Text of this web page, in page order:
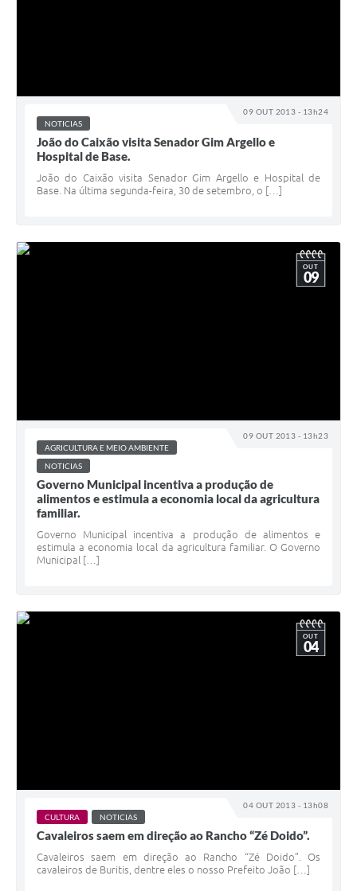
09 OUT 2013 - 13h24
NOTICIAS
João do Caixão visita Senador Gim Argello e
Hospital de Base.
João do Caixão visita Senador Gim Argello e Hospital de
Base. Na última segunda-feira, 30 de setembro, o […]
09 OUT 2013 - 13h23
OUT
09
AGRICULTURA E MEIO AMBIENTE
NOTICIAS
Governo Municipal incentiva a produção de
alimentos e estimula a economia local da agricultura
familiar.
Governo Municipal incentiva a produção de alimentos e
estimula a economia local da agricultura familiar. O Governo
Municipal […]
04 OUT 2013 - 13h08
OUT
04
CULTURA NOTICIAS
Cavaleiros saem em direção ao Rancho “Zé Doido”.
Cavaleiros saem em direção ao Rancho “Zé Doido”. Os
cavaleiros de Buritis, dentre eles o nosso Prefeito João […]